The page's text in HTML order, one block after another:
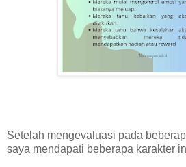
Setelah mengevaluasi pada
saya mendapati beberapa karakter